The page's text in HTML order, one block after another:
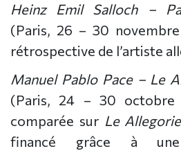
Heinz Emil Salloch –
(Paris, 26 – 30
rétrospective de l’artiste
Manuel Pablo Pace – Le
(Paris, 24 – 30 octobre
comparée sur Le
financé grâce à